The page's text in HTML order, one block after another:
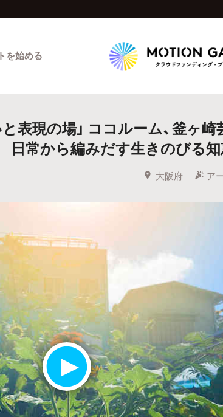
人気のプロジェクト 新着プロジェクト
Feature
ら探す キュレーターから
調達
を始める
と表現の場」 ココルーム、釜ヶ
日常から編みだす生きのびる
大阪府 ア